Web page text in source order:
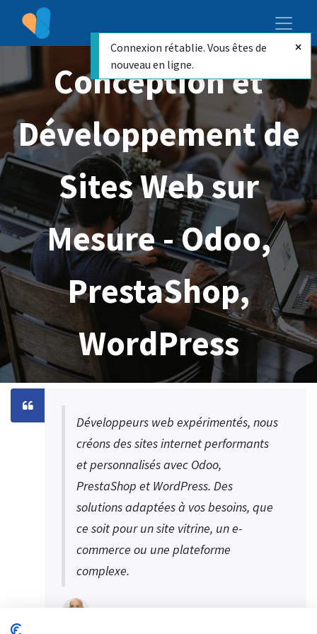
Conception et
Développement de
Sites Web sur
Mesure - Odoo,
PrestaShop,
WordPress
Développeurs web expérimentés, nous
créons des sites internet performants
et personnalisés avec Odoo,
PrestaShop et WordPress. Des
solutions adaptées à vos besoins, que
ce soit pour un site vitrine, un e-
commerce ou une plateforme
complexe.
Connexion rétablie. Vous êtes de
nouveau en ligne.